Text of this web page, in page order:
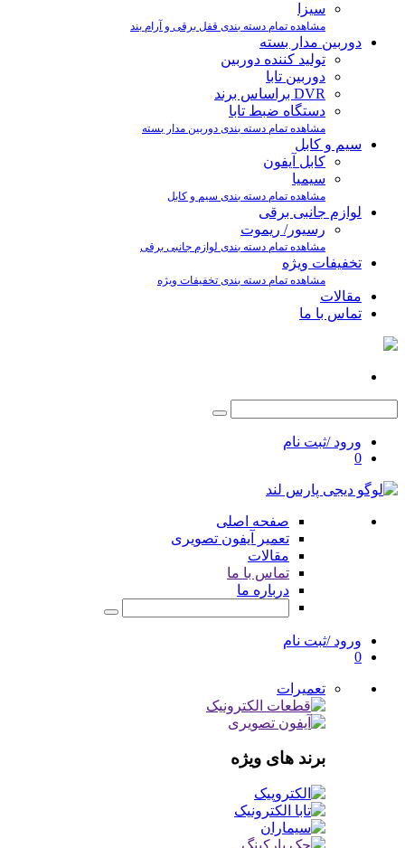
سیزا
مشاهده تمام دسته بندی قفل برقی و آرام بند
دوربین مدار بسته
تولید کننده دوربین
دوربین تابا
DVR براساس برند
دستگاه ضبط تابا
مشاهده تمام دسته بندی دوربین مدار بسته
سیم و کابل
کابل آیفون
سیمیا
مشاهده تمام دسته بندی سیم و کابل
لوازم جانبی برقی
رسیور/ ریموت
مشاهده تمام دسته بندی لوازم جانبی برقی
تخفیفات ویژه
مشاهده تمام دسته بندی تخفیفات ویژه
مقالات
تماس با ما
ورود /ثبت نام
0
صفحه اصلی
تعمیر آیفون تصویری
مقالات
تماس با ما
درباره ما
ورود /ثبت نام
0
تعمیرات
برند های ویژه